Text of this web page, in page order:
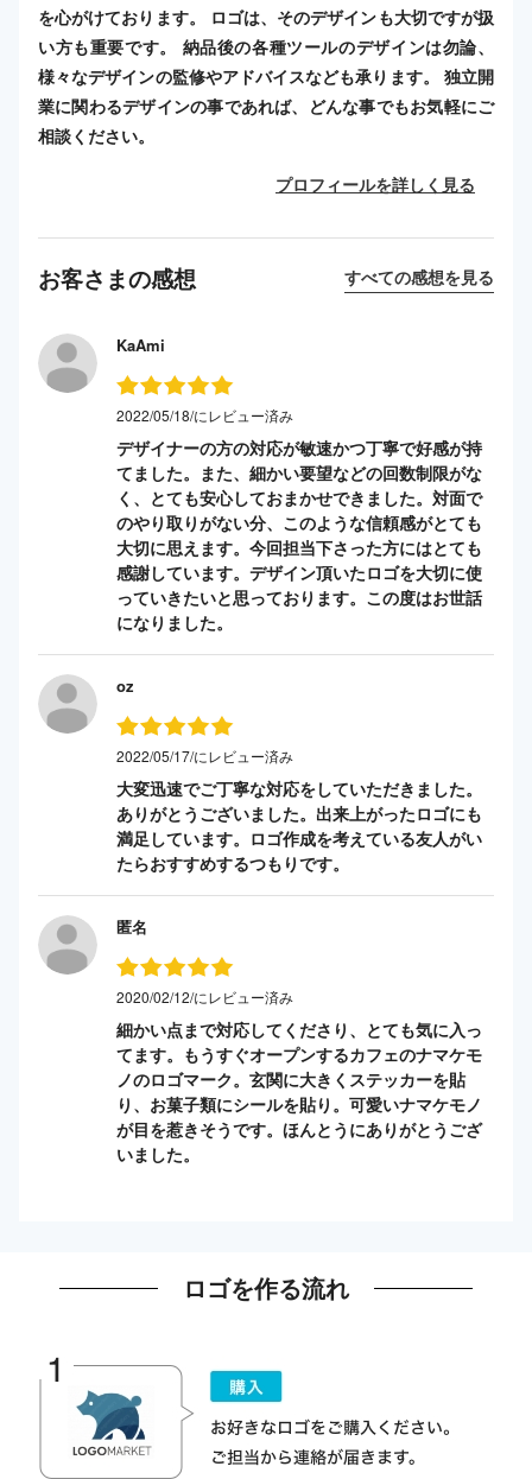
を心がけております。 ロゴは、そのデザインも大切ですが扱
い方も重要です。 納品後の各種ツールのデザインは勿論、
様々なデザインの監修やアドバイスなども承ります。 独立開
業に関わるデザインの事であれば、どんな事でもお気軽にご
相談ください。
プロフィールを詳しく見る
お客さまの感想 すべての感想を見る
KaAmi
2022/05/18/にレビュー済み
デザイナーの方の対応が敏速かつ丁寧で好感が持
てました。また、細かい要望などの回数制限がな
く、とても安心しておまかせできました。対面で
のやり取りがない分、このような信頼感がとても
大切に思えます。今回担当下さった方にはとても
感謝しています。デザイン頂いたロゴを大切に使
っていきたいと思っております。この度はお世話
になりました。
oz
2022/05/17/にレビュー済み
大変迅速でご丁寧な対応をしていただきました。
ありがとうございました。出来上がったロゴにも
満足しています。ロゴ作成を考えている友人がい
たらおすすめするつもりです。
匿名
2020/02/12/にレビュー済み
細かい点まで対応してくださり、とても気に入っ
てます。もうすぐオープンするカフェのナマケモ
ノのロゴマーク。玄関に大きくステッカーを貼
り、お菓子類にシールを貼り。可愛いナマケモノ
が目を惹きそうです。ほんとうにありがとうござ
いました。
ロゴを作る流れ